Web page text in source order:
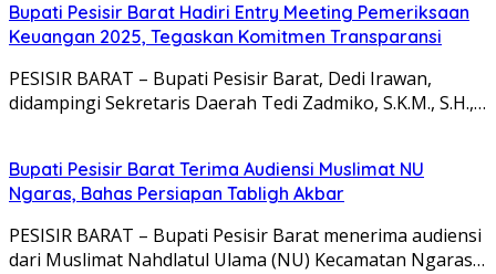
Bupati Pesisir Barat Hadiri Entry Meeting Pemeriksaan
Keuangan 2025, Tegaskan Komitmen Transparansi
PESISIR BARAT – Bupati Pesisir Barat, Dedi Irawan,
didampingi Sekretaris Daerah Tedi Zadmiko, S.K.M., S.H.,…
Bupati Pesisir Barat Terima Audiensi Muslimat NU
Ngaras, Bahas Persiapan Tabligh Akbar
PESISIR BARAT – Bupati Pesisir Barat menerima audiensi
dari Muslimat Nahdlatul Ulama (NU) Kecamatan Ngaras…